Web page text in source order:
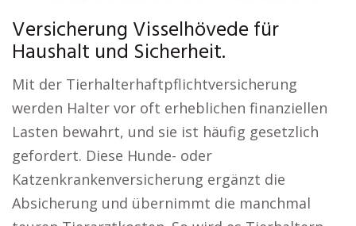
Versicherung Visselhövede für
Haushalt und Sicherheit.
Mit der Tierhalterhaftpflichtversicherung
werden Halter vor oft erheblichen finanziellen
Lasten bewahrt, und sie ist häufig gesetzlich
gefordert. Diese Hunde- oder
Katzenkrankenversicherung ergänzt die
Absicherung und übernimmt die manchmal